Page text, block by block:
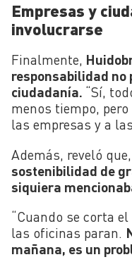
Empresas y
involucrarse
Finalmente,
responsabilidad no
ciudadanía. “Sí,
menos tiempo,
las empresas y a
Además, reveló que,
sostenibilidad de
siquiera
“Cuando se corta
las oficinas paran.
mañana, es un